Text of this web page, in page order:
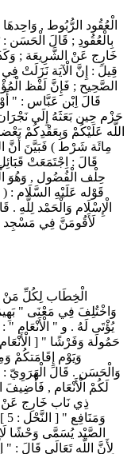
الْعُقُود الرُّبُوط ,
بِالْعُقُودِ ; قَالَ الْحَسَن
خَارِج عَنْ الشَّرِيعَة ;
الصَّحِيح ; فَإِنَّ لَفْظ
قَالَ اِبْن عَبَّاس : "
اللَّه عَلَيْكُمْ وَبِعَقْدِكُمْ
مِائَة شَرْط ) فَبَيَّنَ أَنَّ
قَالَ : اِجْتَمَعَتْ
حِلْف الْفُضُول , وَهُوَ
قَوْله عَلَيْهِ السَّلَام :
الْإِسْلَام وَالْحَمْد
لَأَقُومَنَّ فِي مَسْجِد
الْخِطَاب لِكُلِّ مَنْ
وَاخْتُلِفَ فِي مَعْنَى "
وَالْحَسَن . قَالَ الْهَرَوِيّ :
لَكُمْ الْأَنْعَام ,
ذِي نَاب خَارِج عَنْ
الصَّيْد يُسَمَّى وَحْشًا
لِأَنَّ اللَّه تَعَالَى قَالَ :